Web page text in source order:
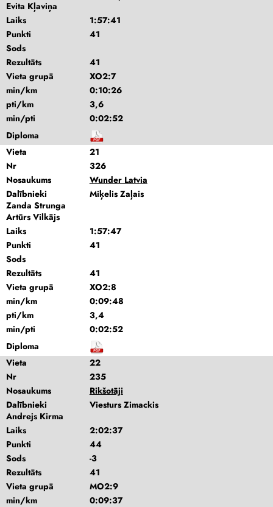
Evita Kļaviņa
Laiks
1:57:41
Punkti
41
Sods
Rezultāts
41
Vieta grupā
XO2:7
min/km
0:10:26
pti/km
3,6
min/pti
0:02:52
Diploma
Vieta
21
Nr
326
Nosaukums
Wunder Latvia
Dalībnieki
Miķelis Zaļais
Zanda Strunga
Artūrs Vilkājs
Laiks
1:57:47
Punkti
41
Sods
Rezultāts
41
Vieta grupā
XO2:8
min/km
0:09:48
pti/km
3,4
min/pti
0:02:52
Diploma
Vieta
22
Nr
235
Nosaukums
Rikšotāji
Dalībnieki
Viesturs Zimackis
Andrejs Kirma
Laiks
2:02:37
Punkti
44
Sods
-3
Rezultāts
41
Vieta grupā
MO2:9
min/km
0:09:37